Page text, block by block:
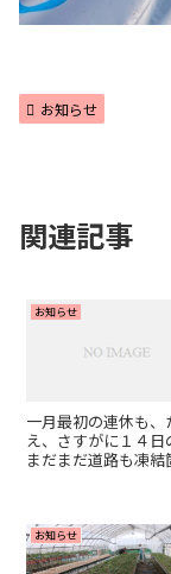
お知らせ
関連記事
お知らせ
一月最初の連休も
え、さすがに１４
まだまだ道路も凍
お知らせ